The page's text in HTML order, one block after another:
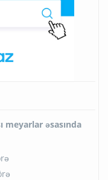
meyarlar əsasında